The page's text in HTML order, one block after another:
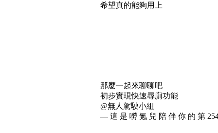
希望真的能夠用上
那麼一起來聊聊吧
初步實現快速尋廁功能
@無人駕駛小組
— 這 是 嘮 氪 兒 陪 伴 你 的 第